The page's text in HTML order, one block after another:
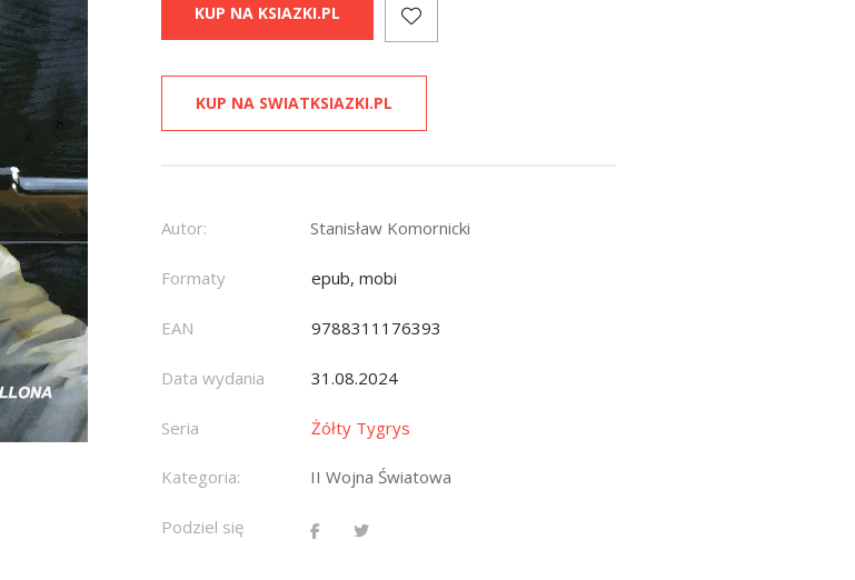
KUP NA KSIAZKI.PL
KUP NA SWIATKSIAZKI.PL
Autor: Stanisław Komornicki
Formaty epub, mobi
EAN 9788311176393
Data wydania 31.08.2024
Seria Żółty Tygrys
Kategoria: II Wojna Światowa
Podziel się